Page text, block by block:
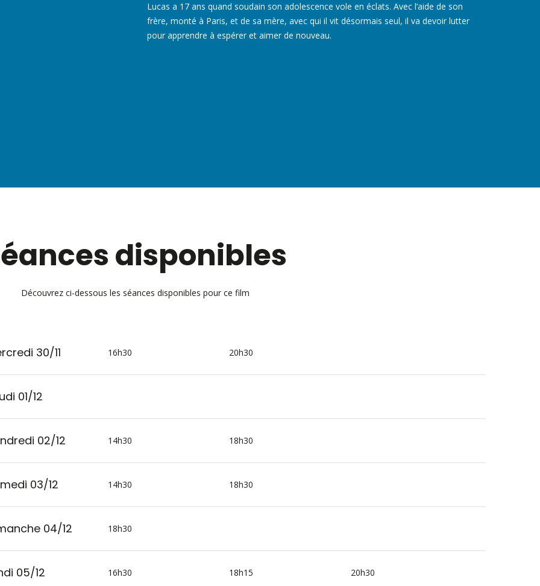
Lucas a 17 ans quand soudain son adolescence vole en éclats. Avec l’aide de son
frère, monté à Paris, et de sa mère, avec qui il vit désormais seul, il va devoir lutter
pour apprendre à espérer et aimer de nouveau.
disponibles
Découvrez ci-dessous les séances disponibles pour ce film
30/11 16h30 20h30
01/12
02/12 14h30 18h30
03/12 14h30 18h30
04/12 18h30
05/12 16h30 18h15 20h30